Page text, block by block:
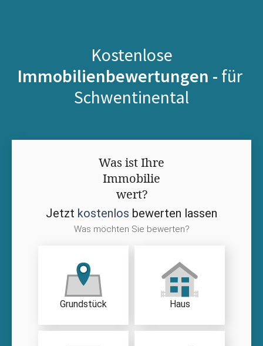
Kostenlose
Immobilienbewertungen - für
Schwentinental
Was ist Ihre
Immobilie
wert?
Jetzt kostenlos bewerten lassen
Was möchten Sie bewerten?
Grundstück Haus